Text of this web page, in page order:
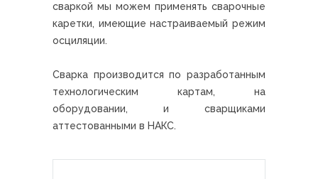
сваркой мы можем применять сварочные
каретки, имеющие настраиваемый режим
осциляции.
Сварка производится по разработанным
технологическим картам, на
оборудовании, и сварщиками
аттестованными в НАКС.